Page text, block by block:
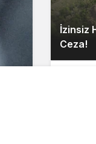
İzinsiz
Ceza!